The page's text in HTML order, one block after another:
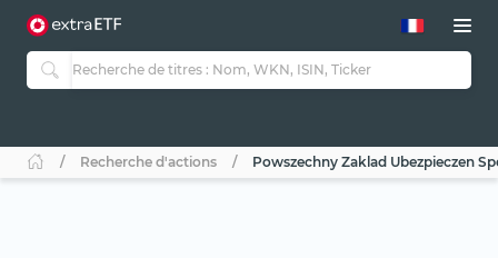
Recherche d'actions Powszechny Zaklad Ubezpieczen